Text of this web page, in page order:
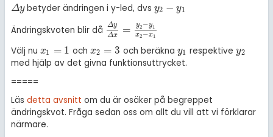
Δy
Δy betyder ändringen i y-led, dvs y2 − y1
y2 -y1
Ändringskvoten blir då
Δy
Δx = y2 −y1
x2 −x1
ΔyΔ x= y2-y1x2
Välj nu x1 = 1
x1= 1 ochx2 = 3
x2=3 och beräkna y1
y1 respektivey2
y2
med hjälp av det givna funktionsuttrycket.
=====
Läs detta avsnitt om du är osäker på begreppet
ändringskvot. Fråga sedan oss om allt du vill att vi förklarar
närmare.